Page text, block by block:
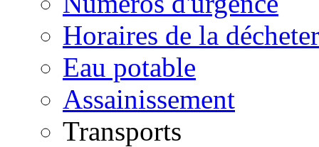
Horaires de la
Eau potable
Assainissement
Transports